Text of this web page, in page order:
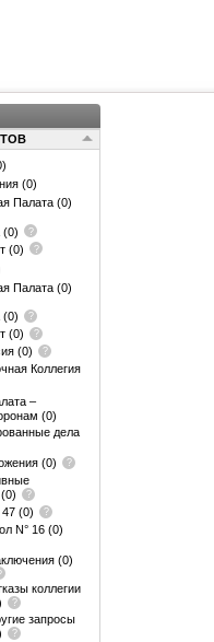
(0)
Палата (0)
(0)
(0)
Палата (0)
(0)
(0)
(0)
Коллегия
–
(0)
дела
(0)
(0)
47 (0)
N° 16 (0)
(0)
коллегии
запросы